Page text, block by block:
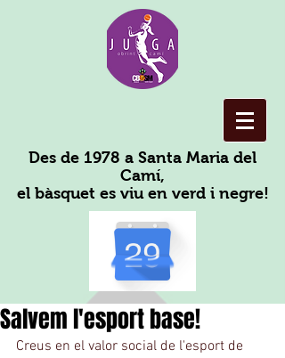
Des de 1978 a Santa Maria del
Camí,
el bàsquet es viu en verd i negre!
Salvem l'esport base!
Creus en el valor social de l'esport de